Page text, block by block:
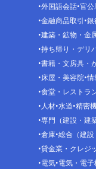
外国語会話 官公
金融商品取引 銀
建築・鉱物・金
持ち帰り・デリ
書籍・文房具・
床屋・美容院 情
食堂・レストラ
人材 水道 精密
専門（建設・建
倉庫 総合（建設
貸金業・クレジ
電気 電気・電